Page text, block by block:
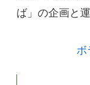
ば」の企画と
ボ